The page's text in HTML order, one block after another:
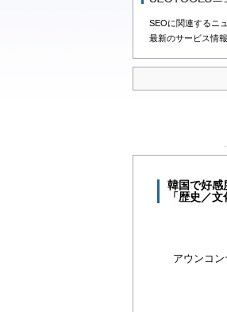
SEOに関連するニ
最新のサービス情
韓国で好感
「歴史／
アウンコ